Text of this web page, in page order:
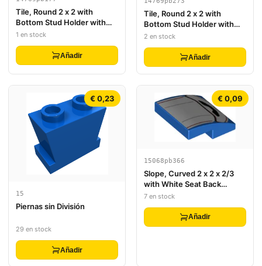
Tile, Round 2 x 2 with
Bottom Stud Holder with
Red and Yellow Superman
'S' Logo Pattern
1 en stock
Añadir
Tile, Round 2 x 2 with
Bottom Stud Holder with
Dark Blue Eye on White
2 en stock
Añadir
€ 0,23
15
Piernas sin División
29 en stock
Añadir
€ 0,09
15068pb366
Slope, Curved 2 x 2 x 2/3
with White Seat Back
Cushion with Black Panel
7 en stock
Añadir